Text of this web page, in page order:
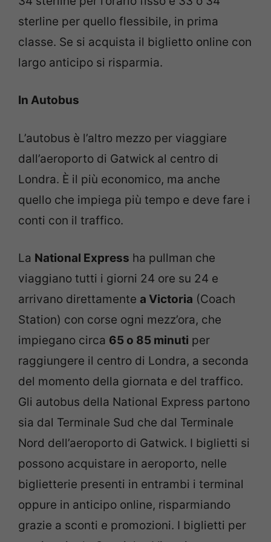
sterline per quello flessibile, in prima
classe. Se si acquista il biglietto online con
largo anticipo si risparmia.
In Autobus
L’autobus è l’altro mezzo per viaggiare
dall’aeroporto di Gatwick al centro di
Londra. È il più economico, ma anche
quello che impiega più tempo e deve fare i
conti con il traffico.
La National Express ha pullman che
viaggiano tutti i giorni 24 ore su 24 e
arrivano direttamente a Victoria (Coach
Station) con corse ogni mezz’ora, che
impiegano circa 65 o 85 minuti per
raggiungere il centro di Londra, a seconda
del momento della giornata e del traffico.
Gli autobus della National Express partono
sia dal Terminale Sud che dal Terminale
Nord dell’aeroporto di Gatwick. I biglietti si
possono acquistare in aeroporto, nelle
biglietterie presenti in entrambi i terminal
oppure in anticipo online, risparmiando
grazie a sconti e promozioni. I biglietti per